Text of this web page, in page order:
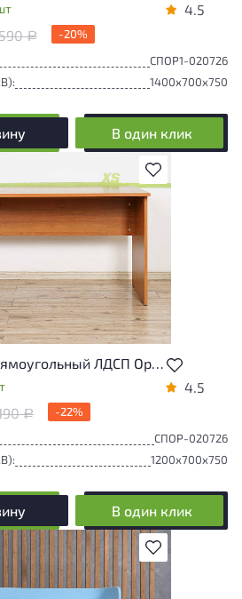
4.5
Р
-20%
СПОР1-020726
1400x700x750
В один клик
В избранное
с разной степенью
следов
его
Подробнее об износе в
износа
Стол прямоугольный ЛДСП Орех
4.5
Р
-22%
СПОР-020726
1200x700x750
В один клик
В избранное